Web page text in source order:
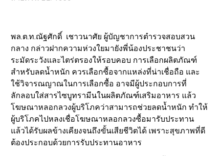
พล.ต.ท.ณัฐศักดิ์ เชาวนาศัย ผู้บัญชาการตำรวจสอบสวน
กลาง กล่าวฝากความห่วงใยมายังพี่น้องประชาชนว่า
ระมัดระวังและไตร่ตรองให้รอบคอบ การเลือกผลิตภัณฑ์
สำหรับลดน้ำหนัก ควรเลือกซื้อจากแหล่งที่น่าเชื่อถือ และ
ใช้วิจารณญาณในการเลือกซื้อ อาจมีผู้ประกอบการที่
ลักลอบใส่สารไซบูทรามีนในผลิตภัณฑ์เสริมอาหาร แล้ว
โฆษณาหลอกลวงผู้บริโภคว่าสามารถช่วยลดน้ำหนัก ทำให้
ผู้บริโภคไปหลงเชื่อโฆษณาหลอกลวงซื้อมารับประทาน
แล้วได้รับผลข้างเคียงจนถึงขั้นเสียชีวิตได้ เพราะสุขภาพที่ดี
ต้องประกอบด้วยการรับประทานอาหาร